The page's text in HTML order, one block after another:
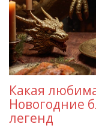
Какая
Новогодние
легенд